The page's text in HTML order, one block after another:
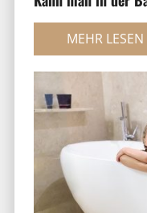
MEHR LESEN